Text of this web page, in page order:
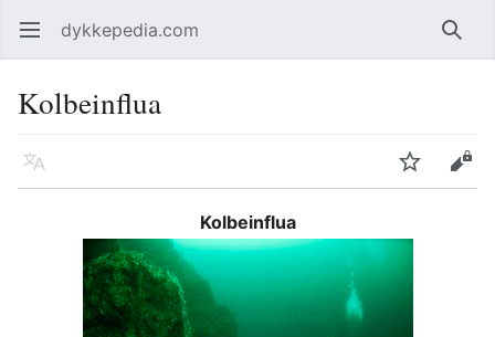
Åpne hovedmenyen dykkepedia.com Søk
Kolbeinflua
Språk Overvåk Rediger
Kolbeinflua